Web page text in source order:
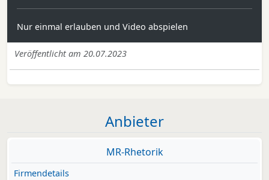
Nur einmal erlauben und Video abspielen
Veröffentlicht am 20.07.2023
Anbieter
MR-Rhetorik
Firmendetails